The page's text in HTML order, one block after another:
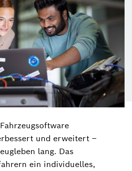
und erweitert –
lang. Das
ein individuelles,